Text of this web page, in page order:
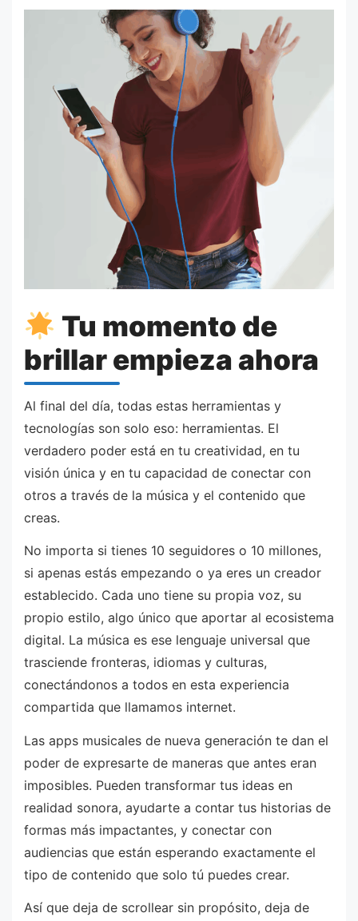
Tu momento de
brillar empieza ahora
Al final del día, todas estas herramientas y
tecnologías son solo eso: herramientas. El
verdadero poder está en tu creatividad, en tu
visión única y en tu capacidad de conectar con
otros a través de la música y el contenido que
creas.
No importa si tienes 10 seguidores o 10 millones,
si apenas estás empezando o ya eres un creador
establecido. Cada uno tiene su propia voz, su
propio estilo, algo único que aportar al ecosistema
digital. La música es ese lenguaje universal que
trasciende fronteras, idiomas y culturas,
conectándonos a todos en esta experiencia
compartida que llamamos internet.
Las apps musicales de nueva generación te dan el
poder de expresarte de maneras que antes eran
imposibles. Pueden transformar tus ideas en
realidad sonora, ayudarte a contar tus historias de
formas más impactantes, y conectar con
audiencias que están esperando exactamente el
tipo de contenido que solo tú puedes crear.
Así que deja de scrollear sin propósito, deja de